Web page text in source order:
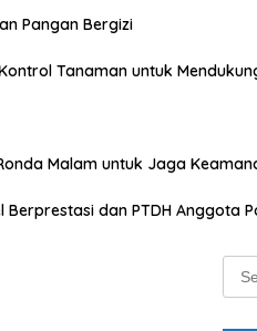
Pangan Bergizi
Tanaman untuk
Malam untuk Jaga
dan PTDH Anggota
for: